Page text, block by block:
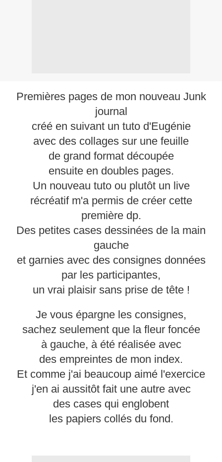
Premières pages de mon nouveau Junk
journal
créé en suivant un tuto d'Eugénie
avec des collages sur une feuille
de grand format découpée
ensuite en doubles pages.
Un nouveau tuto ou plutôt un live
récréatif m'a permis de créer cette
première dp.
Des petites cases dessinées de la main
gauche
et garnies avec des consignes données
par les participantes,
un vrai plaisir sans prise de tête !
Je vous épargne les consignes,
sachez seulement que la fleur foncée
à gauche, à été réalisée avec
des empreintes de mon index.
Et comme j'ai beaucoup aimé l'exercice
j'en ai aussitôt fait une autre avec
des cases qui englobent
les papiers collés du fond.